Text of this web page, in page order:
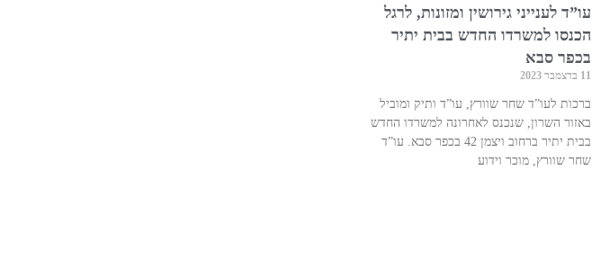
עו”ד לענייני גירושין ומזונות, לרגל
הכנסו למשרדו החדש בבית יתיר
בכפר סבא
11 בדצמבר 2023
ברכות לעו”ד שחר שוורץ, עו”ד ותיק ומוביל
באזור השרון, שנכנס לאחרונה למשרדו החדש
בבית יתיר ברחוב ויצמן 42 בכפר סבא. עו”ד
שחר שוורץ, מוכר וידוע